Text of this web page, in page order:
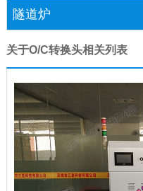
隧道炉
关于O/C转换头相关列表